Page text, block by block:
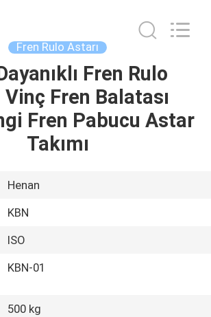
Fren Rulo Astarı
Fren Rulo
Vinç Fren Balatası
Fren Pabucu Astar
Takımı
Henan
KBN
ISO
KBN-01
500 kg